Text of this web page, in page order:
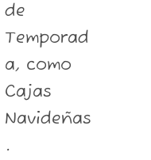
de
Temporad
a, como
Cajas
Navideñas
.